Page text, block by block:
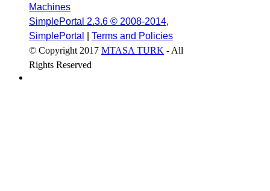
Machines
SimplePortal 2.3.6 © 2008-2014,
SimplePortal
Terms and Policies
© Copyright 2017 MTASA TURK - All
Rights Reserved